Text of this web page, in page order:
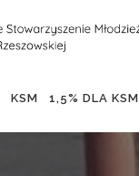
KSM 1,5% DLA KSM